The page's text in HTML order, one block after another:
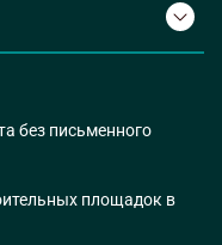
без письменного
площадок в